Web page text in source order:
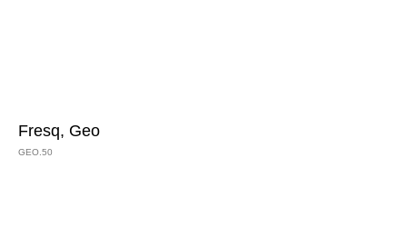
Fresq, Geo
GEO.50